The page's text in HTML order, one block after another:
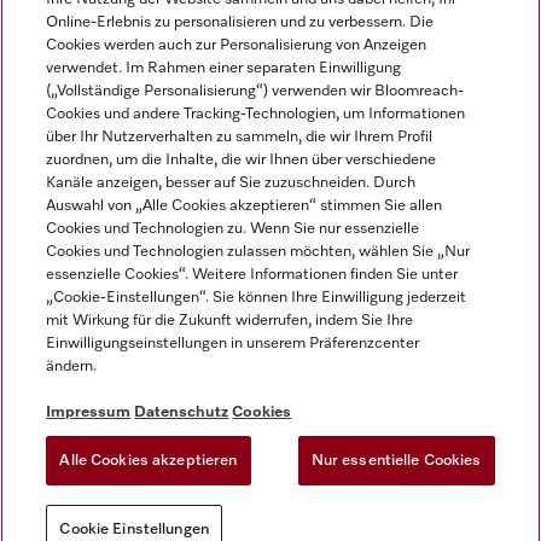
Impressum
AGB
Datenschutz
Nutzungsbedigungen
EU-Gesetzen über digitale Dienste
Miele auf Instagram
Miele auf Facebook
Miele auf Youtube
Online-Erlebnis zu personalisieren und zu verbessern. Die
Cookies werden auch zur Personalisierung von Anzeigen
verwendet. Im Rahmen einer separaten Einwilligung
(„Vollständige Personalisierung“) verwenden wir Bloomreach-
Cookies und andere Tracking-Technologien, um Informationen
über Ihr Nutzerverhalten zu sammeln, die wir Ihrem Profil
zuordnen, um die Inhalte, die wir Ihnen über verschiedene
Kanäle anzeigen, besser auf Sie zuzuschneiden. Durch
Auswahl von „Alle Cookies akzeptieren“ stimmen Sie allen
Cookies und Technologien zu. Wenn Sie nur essenzielle
Cookies und Technologien zulassen möchten, wählen Sie „Nur
essenzielle Cookies“. Weitere Informationen finden Sie unter
„Cookie-Einstellungen“. Sie können Ihre Einwilligung jederzeit
mit Wirkung für die Zukunft widerrufen, indem Sie Ihre
Einwilligungseinstellungen in unserem Präferenzcenter
ändern.
Impressum Datenschutz Cookies
Alle Cookies akzeptieren Nur essentielle Cookies
Cookie Einstellungen